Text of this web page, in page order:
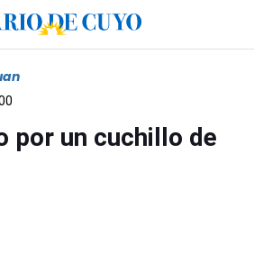
por un cuchillo de